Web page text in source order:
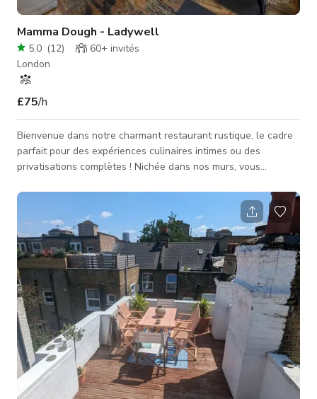
Mamma Dough - Ladywell
5.0 (12) 60+ invités
London
£75/h
Bienvenue dans notre charmant restaurant rustique, le cadre
parfait pour des expériences culinaires intimes ou des
privatisations complètes ! Nichée dans nos murs, vous
du mobilier en bois, créant une atmosphère accueillante qui
sublimera votre expérience gastronomique. Que vous
cherchiez un dîner romantique à deux ou que vous planifiez un
événement spécial avec vos amis et votre famille, notre
restaurant offre le décor id�